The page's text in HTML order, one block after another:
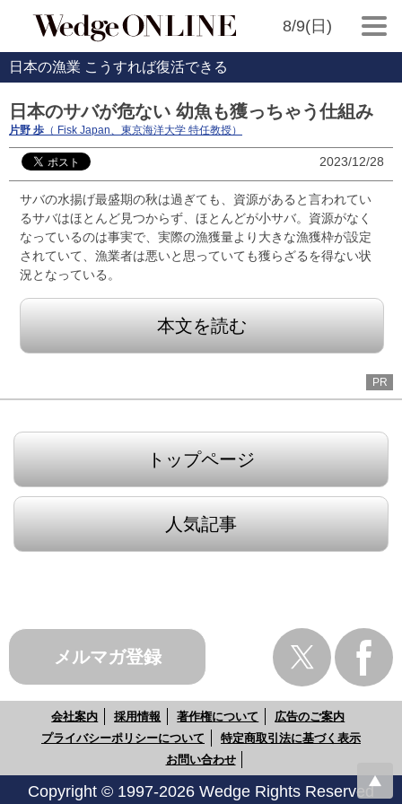
8/9(日)
日本の漁業 こうすれば復活できる
日本のサバが危ない 幼魚も獲っちゃう仕組み
片野 歩 （ Fisk Japan、東京海洋大学 特任教授）
2023/12/28
サバの水揚げ最盛期の秋は過ぎても、資源があると言われてい
るサバはほとんど見つからず、ほとんどが小サバ。資源がなく
なっているのは事実で、実際の漁獲量より大きな漁獲枠が設定
されていて、漁業者は悪いと思っていても獲らざるを得ない状
況となっている。
本文を読む
PR
トップページ
人気記事
メルマガ登録
会社案内 採用情報 著作権について
広告のご案内
プライバシーポリシーについて
特定商取引法に基づく表示
お問い合わせ
Copyright © 1997-2026 Wedge Rights Reserved